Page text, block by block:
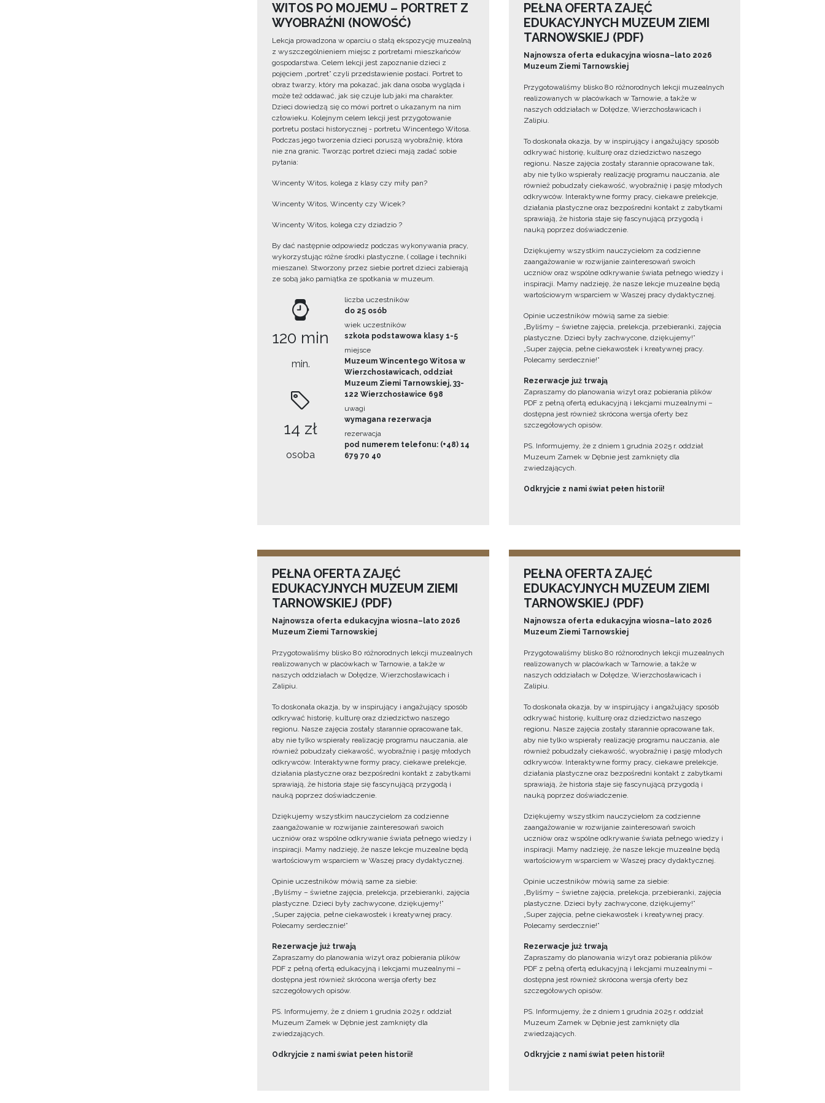
WITOS PO MOJEMU – PORTRET Z
WYOBRAŹNI (NOWOŚĆ)
Lekcja prowadzona w oparciu o stałą ekspozycję muzealną
z wyszczególnieniem miejsc z portretami mieszkańców
gospodarstwa. Celem lekcji jest zapoznanie dzieci z
pojęciem „portret” czyli przedstawienie postaci. Portret to
obraz twarzy, który ma pokazać, jak dana osoba wygląda i
może też oddawać, jak się czuje lub jaki ma charakter.
Dzieci dowiedzą się co mówi portret o ukazanym na nim
człowieku. Kolejnym celem lekcji jest przygotowanie
portretu postaci historycznej - portretu Wincentego Witosa.
Podczas jego tworzenia dzieci poruszą wyobraźnię, która
nie zna granic. Tworząc portret dzieci mają zadać sobie
pytania:
Wincenty Witos, kolega z klasy czy miły pan?
Wincenty Witos, Wincenty czy Wicek?
Wincenty Witos, kolega czy dziadzio ?
By dać następnie odpowiedz podczas wykonywania pracy,
wykorzystując różne środki plastyczne, ( collage i techniki
mieszane). Stworzony przez siebie portret dzieci zabierają
ze sobą jako pamiątka ze spotkania w muzeum.
120 min
min.
14 zł
osoba
liczba uczestników
do 25 osób
wiek uczestników
szkoła podstawowa klasy 1-5
miejsce
Muzeum Wincentego Witosa w
Wierzchosławicach, oddział
Muzeum Ziemi Tarnowskiej, 33-
122 Wierzchosławice 698
uwagi
wymagana rezerwacja
rezerwacja
pod numerem telefonu: (+48) 14
679 70 40
PEŁNA OFERTA ZAJĘĆ
EDUKACYJNYCH MUZEUM ZIEMI
TARNOWSKIEJ (PDF)
Najnowsza oferta edukacyjna wiosna–lato 2026
Muzeum Ziemi Tarnowskiej
Przygotowaliśmy blisko 80 różnorodnych lekcji muzealnych
realizowanych w placówkach w Tarnowie, a także w
naszych oddziałach w Dołędze, Wierzchosławicach i
Zalipiu.
To doskonała okazja, by w inspirujący i angażujący sposób
odkrywać historię, kulturę oraz dziedzictwo naszego
regionu. Nasze zajęcia zostały starannie opracowane tak,
aby nie tylko wspierały realizację programu nauczania, ale
również pobudzały ciekawość, wyobraźnię i pasję młodych
odkrywców. Interaktywne formy pracy, ciekawe prelekcje,
działania plastyczne oraz bezpośredni kontakt z zabytkami
sprawiają, że historia staje się fascynującą przygodą i
nauką poprzez doświadczenie.
Dziękujemy wszystkim nauczycielom za codzienne
zaangażowanie w rozwijanie zainteresowań swoich
uczniów oraz wspólne odkrywanie świata pełnego wiedzy i
inspiracji. Mamy nadzieję, że nasze lekcje muzealne będą
wartościowym wsparciem w Waszej pracy dydaktycznej.
Opinie uczestników mówią same za siebie:
„Byliśmy – świetne zajęcia, prelekcja, przebieranki, zajęcia
plastyczne. Dzieci były zachwycone, dziękujemy!”
„Super zajęcia, pełne ciekawostek i kreatywnej pracy.
Polecamy serdecznie!”
Rezerwacje już trwają
Zapraszamy do planowania wizyt oraz pobierania plików
PDF z pełną ofertą edukacyjną i lekcjami muzealnymi –
dostępna jest również skrócona wersja oferty bez
szczegółowych opisów.
PS. Informujemy, że z dniem 1 grudnia 2025 r. oddział
Muzeum Zamek w Dębnie jest zamknięty dla
zwiedzających.
Odkryjcie z nami świat pełen historii!
PEŁNA OFERTA ZAJĘĆ
EDUKACYJNYCH MUZEUM ZIEMI
TARNOWSKIEJ (PDF)
Najnowsza oferta edukacyjna wiosna–lato 2026
Muzeum Ziemi Tarnowskiej
Przygotowaliśmy blisko 80 różnorodnych lekcji muzealnych
realizowanych w placówkach w Tarnowie, a także w
naszych oddziałach w Dołędze, Wierzchosławicach i
Zalipiu.
To doskonała okazja, by w inspirujący i angażujący sposób
odkrywać historię, kulturę oraz dziedzictwo naszego
regionu. Nasze zajęcia zostały starannie opracowane tak,
aby nie tylko wspierały realizację programu nauczania, ale
również pobudzały ciekawość, wyobraźnię i pasję młodych
odkrywców. Interaktywne formy pracy, ciekawe prelekcje,
działania plastyczne oraz bezpośredni kontakt z zabytkami
sprawiają, że historia staje się fascynującą przygodą i
nauką poprzez doświadczenie.
Dziękujemy wszystkim nauczycielom za codzienne
zaangażowanie w rozwijanie zainteresowań swoich
uczniów oraz wspólne odkrywanie świata pełnego wiedzy i
inspiracji. Mamy nadzieję, że nasze lekcje muzealne będą
wartościowym wsparciem w Waszej pracy dydaktycznej.
Opinie uczestników mówią same za siebie:
„Byliśmy – świetne zajęcia, prelekcja, przebieranki, zajęcia
plastyczne. Dzieci były zachwycone, dziękujemy!”
„Super zajęcia, pełne ciekawostek i kreatywnej pracy.
Polecamy serdecznie!”
Rezerwacje już trwają
Zapraszamy do planowania wizyt oraz pobierania plików
PDF z pełną ofertą edukacyjną i lekcjami muzealnymi –
dostępna jest również skrócona wersja oferty bez
szczegółowych opisów.
PS. Informujemy, że z dniem 1 grudnia 2025 r. oddział
Muzeum Zamek w Dębnie jest zamknięty dla
zwiedzających.
Odkryjcie z nami świat pełen historii!
PEŁNA OFERTA ZAJĘĆ
EDUKACYJNYCH MUZEUM ZIEMI
TARNOWSKIEJ (PDF)
Najnowsza oferta edukacyjna wiosna–lato 2026
Muzeum Ziemi Tarnowskiej
Przygotowaliśmy blisko 80 różnorodnych lekcji muzealnych
realizowanych w placówkach w Tarnowie, a także w
naszych oddziałach w Dołędze, Wierzchosławicach i
Zalipiu.
To doskonała okazja, by w inspirujący i angażujący sposób
odkrywać historię, kulturę oraz dziedzictwo naszego
regionu. Nasze zajęcia zostały starannie opracowane tak,
aby nie tylko wspierały realizację programu nauczania, ale
również pobudzały ciekawość, wyobraźnię i pasję młodych
odkrywców. Interaktywne formy pracy, ciekawe prelekcje,
działania plastyczne oraz bezpośredni kontakt z zabytkami
sprawiają, że historia staje się fascynującą przygodą i
nauką poprzez doświadczenie.
Dziękujemy wszystkim nauczycielom za codzienne
zaangażowanie w rozwijanie zainteresowań swoich
uczniów oraz wspólne odkrywanie świata pełnego wiedzy i
inspiracji. Mamy nadzieję, że nasze lekcje muzealne będą
wartościowym wsparciem w Waszej pracy dydaktycznej.
Opinie uczestników mówią same za siebie:
„Byliśmy – świetne zajęcia, prelekcja, przebieranki, zajęcia
plastyczne. Dzieci były zachwycone, dziękujemy!”
„Super zajęcia, pełne ciekawostek i kreatywnej pracy.
Polecamy serdecznie!”
Rezerwacje już trwają
Zapraszamy do planowania wizyt oraz pobierania plików
PDF z pełną ofertą edukacyjną i lekcjami muzealnymi –
dostępna jest również skrócona wersja oferty bez
szczegółowych opisów.
PS. Informujemy, że z dniem 1 grudnia 2025 r. oddział
Muzeum Zamek w Dębnie jest zamknięty dla
zwiedzających.
Odkryjcie z nami świat pełen historii!